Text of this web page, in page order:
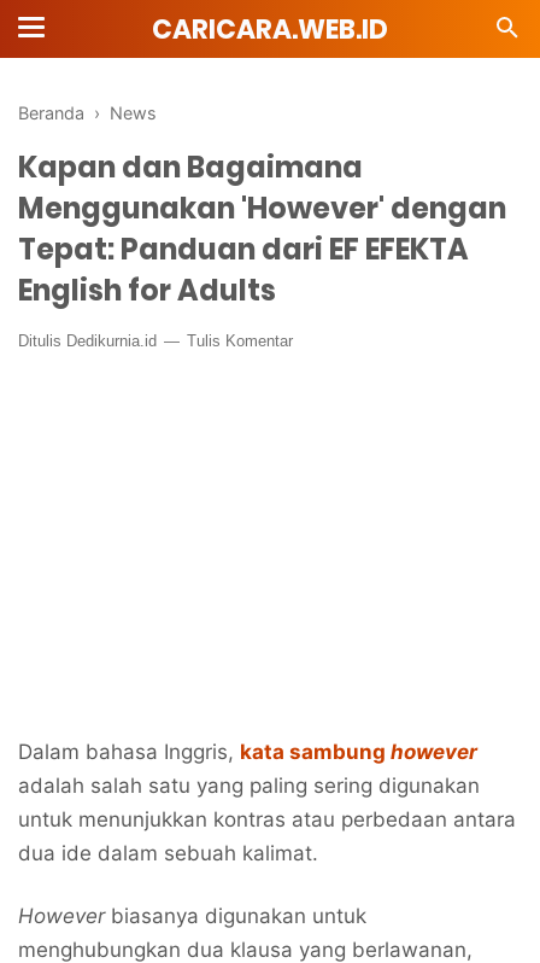
CARICARA.WEB.ID
Beranda › News
Kapan dan Bagaimana
Menggunakan 'However' dengan
Tepat: Panduan dari EF EFEKTA
English for Adults
Ditulis Dedikurnia.id Tulis Komentar
Dalam bahasa Inggris, kata sambung however
adalah salah satu yang paling sering digunakan
untuk menunjukkan kontras atau perbedaan antara
dua ide dalam sebuah kalimat.
Howeverbiasanya digunakan untuk
menghubungkan dua klausa yang berlawanan,